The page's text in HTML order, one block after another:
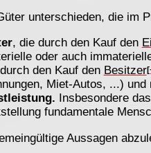
unterschieden, die im
, die durch den Kauf den
oder auch
den Kauf den Besitzer
Miet-Autos, ...)
Insbesondere
fundamentale
Aussagen